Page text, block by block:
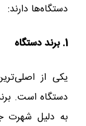
دستگاه‌ها دارند:
1. برند دستگاه
یکی از
دستگاه است.
به دلیل شهرت